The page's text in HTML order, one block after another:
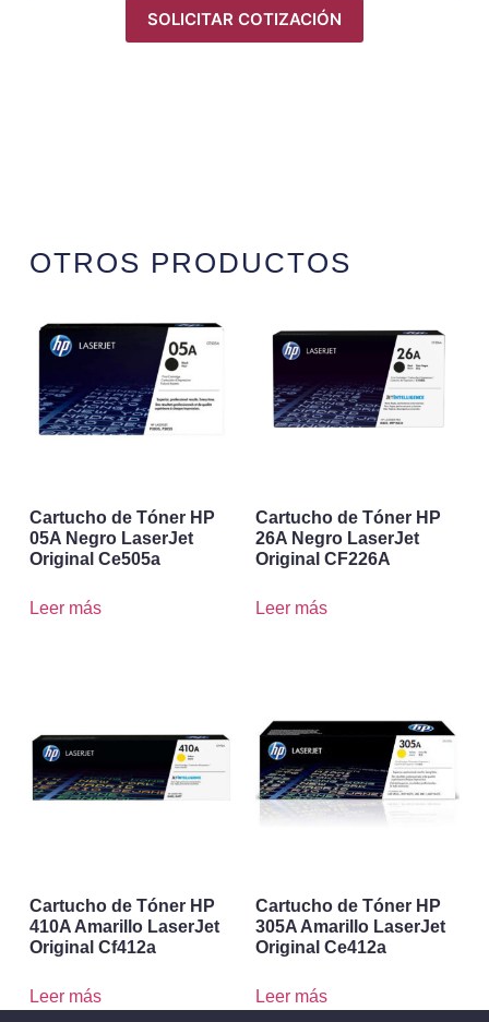
SOLICITAR COTIZACIÓN
OTROS PRODUCTOS
Cartucho de Tóner HP
05A Negro LaserJet
Original Ce505a
Leer más
Cartucho de Tóner HP
26A Negro LaserJet
Original CF226A
Leer más
Cartucho de Tóner HP
410A Amarillo LaserJet
Original Cf412a
Leer más
Cartucho de Tóner HP
305A Amarillo LaserJet
Original Ce412a
Leer más